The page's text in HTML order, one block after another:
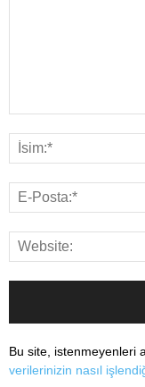
Bu site, istenmeyenleri
verilerinizin nasıl